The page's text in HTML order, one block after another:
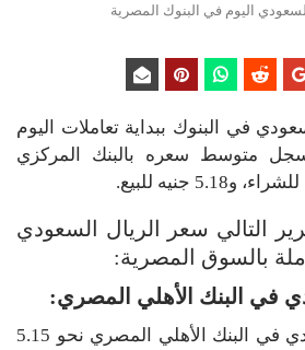
اليوم في البنوك المصرية
في البنوك ببداية تعاملات اليوم
20-9-2022 ليسجل متوسط سعره بالبنك المركزي
التالي سعر الريال السعودي
بالسوق المصرية:
في البنك الأهلي المصري:
بلغ سعر الريال السعودي في البنك الأهلي المصري نحو 5.15